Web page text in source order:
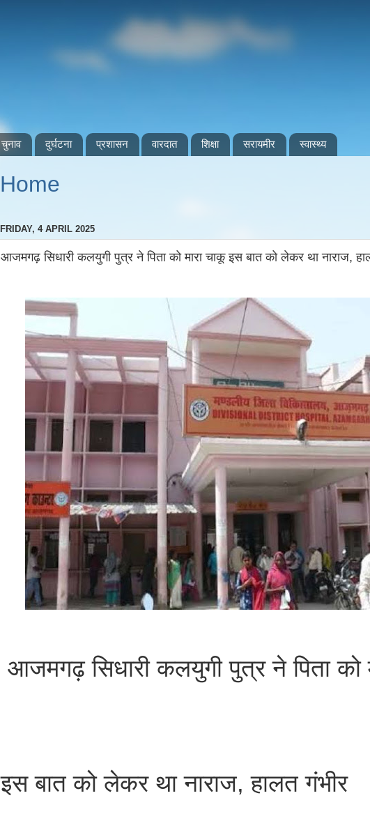
चुनाव दुर्घटना प्रशासन वारदात शिक्षा सरायमीर स्वास्थ्य
Home
FRIDAY, 4 APRIL 2025
आजमगढ़ सिधारी कलयुगी पुत्र ने पिता को मारा चाकू इस बात को लेकर था नाराज,
आजमगढ़ सिधारी कलयुगी पुत्र ने पिता को
इस बात को लेकर था नाराज, हालत गंभीर